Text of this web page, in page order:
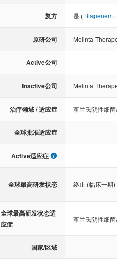
复方 是 ( Biapenem,
原研公司 Melinta
Active公司
Inactive公司 Melinta
治疗领域 / 适应症 革兰氏阴性细
全球批准适应症
Active适应症
全球最高研发状态 终止 (临床一期)
全球最高研发状态适
应症
革兰氏阴性细
国家/区域